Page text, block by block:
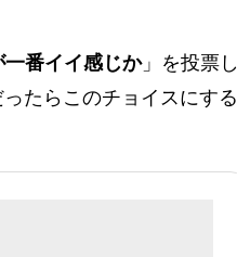
一番イイ感じか」を投票し
たらこのチョイスにする